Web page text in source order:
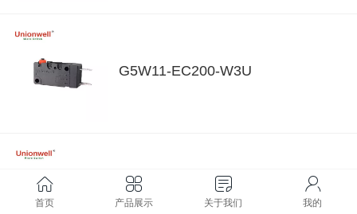
G5W11-EC200-W3U
G5W11-EP050A06-W2U
首页 产品展示 关于我们 我的